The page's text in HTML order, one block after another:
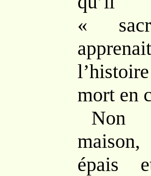
«
mort en
Non
épais